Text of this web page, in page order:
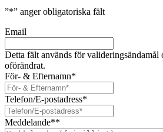
”*” anger obligatoriska fält
Email
Detta fält används för valideringsändamål
oförändrat.
För- & Efternamn*
Telefon/E-postadress*
Meddelande**